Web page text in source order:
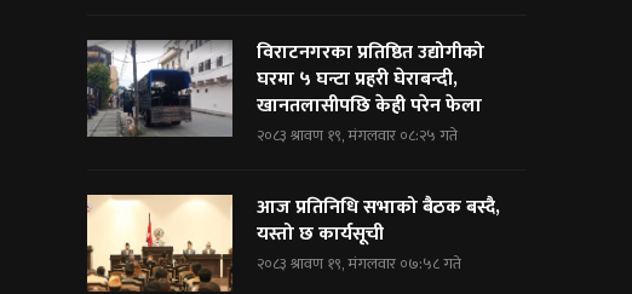
विराटनगरका प्रतिष्ठित उद्योगीको
घरमा ५ घन्टा प्रहरी घेराबन्दी,
खानतलासीपछि केही परेन फेला
२०८३ श्रावण १९, मंगलवार ०८:२५ गते
आज प्रतिनिधि सभाको बैठक बस्दै,
यस्तो छ कार्यसूची
२०८३ श्रावण १९, मंगलवार ०७:५८ गते